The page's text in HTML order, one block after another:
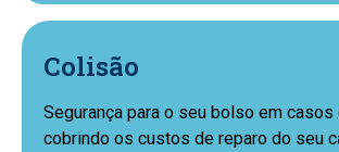
Colisão
Segurança para o seu bolso em
cobrindo os custos de reparo do seu